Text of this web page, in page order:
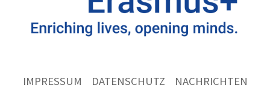
IMPRESSUM DATENSCHUTZ
NACHRICHTEN